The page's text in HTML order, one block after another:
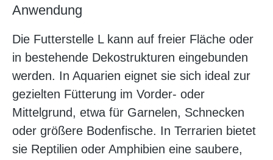
Anwendung
Die Futterstelle L kann auf freier Fläche oder
in bestehende Dekostrukturen eingebunden
werden. In Aquarien eignet sie sich ideal zur
gezielten Fütterung im Vorder- oder
Mittelgrund, etwa für Garnelen, Schnecken
oder größere Bodenfische. In Terrarien bietet
sie Reptilien oder Amphibien eine saubere,